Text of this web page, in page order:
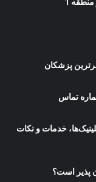
پزشکان
تماس
خدمات و نکات
پذیر است؟